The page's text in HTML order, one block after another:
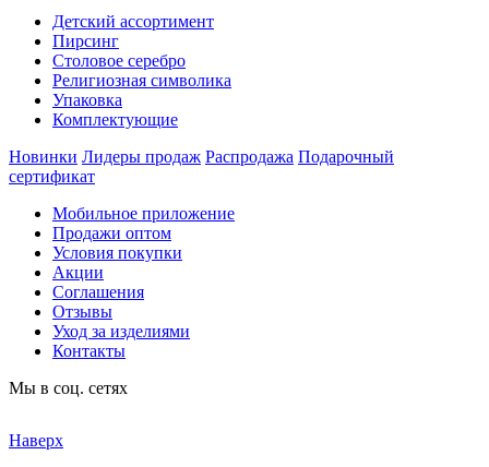
Детский ассортимент
Пирсинг
Столовое серебро
Религиозная символика
Упаковка
Комплектующие
Новинки Лидеры продаж Распродажа Подарочный
сертификат
Мобильное приложение
Продажи оптом
Условия покупки
Акции
Соглашения
Отзывы
Уход за изделиями
Контакты
Мы в соц. сетях
Наверх